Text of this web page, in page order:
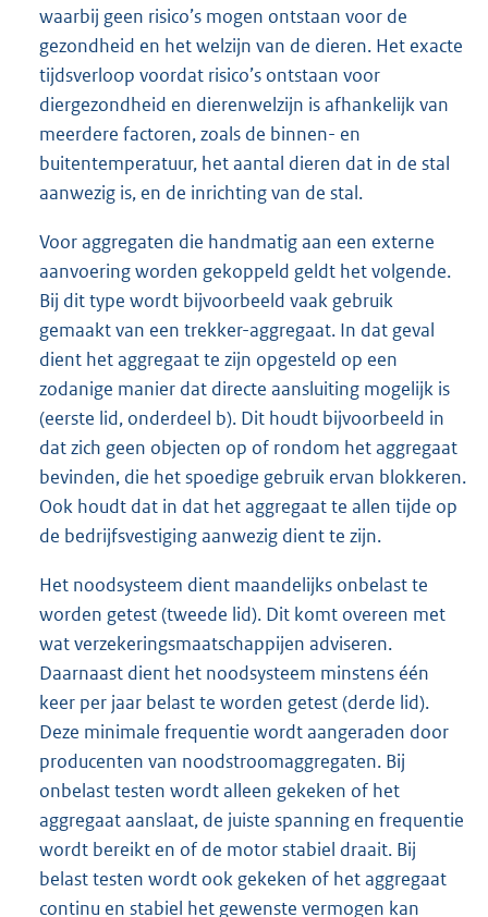
waarbij geen risico’s mogen ontstaan voor de
gezondheid en het welzijn van de dieren. Het exacte
tijdsverloop voordat risico’s ontstaan voor
diergezondheid en dierenwelzijn is afhankelijk van
meerdere factoren, zoals de binnen- en
buitentemperatuur, het aantal dieren dat in de stal
aanwezig is, en de inrichting van de stal.
Voor aggregaten die handmatig aan een externe
aanvoering worden gekoppeld geldt het volgende.
Bij dit type wordt bijvoorbeeld vaak gebruik
gemaakt van een trekker-aggregaat. In dat geval
dient het aggregaat te zijn opgesteld op een
zodanige manier dat directe aansluiting mogelijk is
(eerste lid, onderdeel b). Dit houdt bijvoorbeeld in
dat zich geen objecten op of rondom het aggregaat
bevinden, die het spoedige gebruik ervan blokkeren.
Ook houdt dat in dat het aggregaat te allen tijde op
de bedrijfsvestiging aanwezig dient te zijn.
Het noodsysteem dient maandelijks onbelast te
worden getest (tweede lid). Dit komt overeen met
wat verzekeringsmaatschappijen adviseren.
Daarnaast dient het noodsysteem minstens één
keer per jaar belast te worden getest (derde lid).
Deze minimale frequentie wordt aangeraden door
producenten van noodstroomaggregaten. Bij
onbelast testen wordt alleen gekeken of het
aggregaat aanslaat, de juiste spanning en frequentie
wordt bereikt en of de motor stabiel draait. Bij
belast testen wordt ook gekeken of het aggregaat
continu en stabiel het gewenste vermogen kan